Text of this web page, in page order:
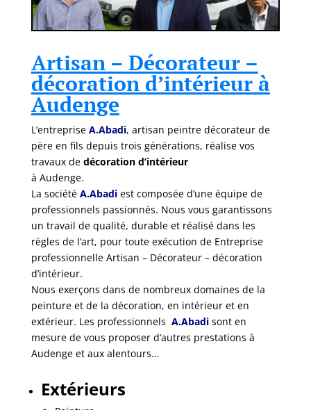
Artisan – Décorateur –
décoration d’intérieur à
Audenge
L’entreprise A.Abadi, artisan peintre décorateur de
père en fils depuis trois générations, réalise vos
travaux de décoration d’intérieur
à Audenge.
La société A.Abadiest composée d’une équipe de
professionnels passionnés. Nous vous garantissons
un travail de qualité, durable et réalisé dans les
règles de l’art, pour toute exécution de Entreprise
professionnelle Artisan – Décorateur – décoration
d’intérieur.
Nous exerçons dans de nombreux domaines de la
peinture et de la décoration, en intérieur et en
extérieur. Les professionnels A.Abadisont en
mesure de vous proposer d’autres prestations à
Audenge et aux alentours…
Extérieurs